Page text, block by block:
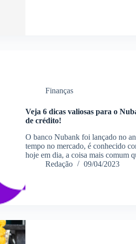
Finanças
Veja 6 dicas valiosas para o
de crédito!
O banco Nubank foi lançado no
tempo no mercado, é conhecido
hoje em dia, a coisa mais comum
Redação
09/04/2023